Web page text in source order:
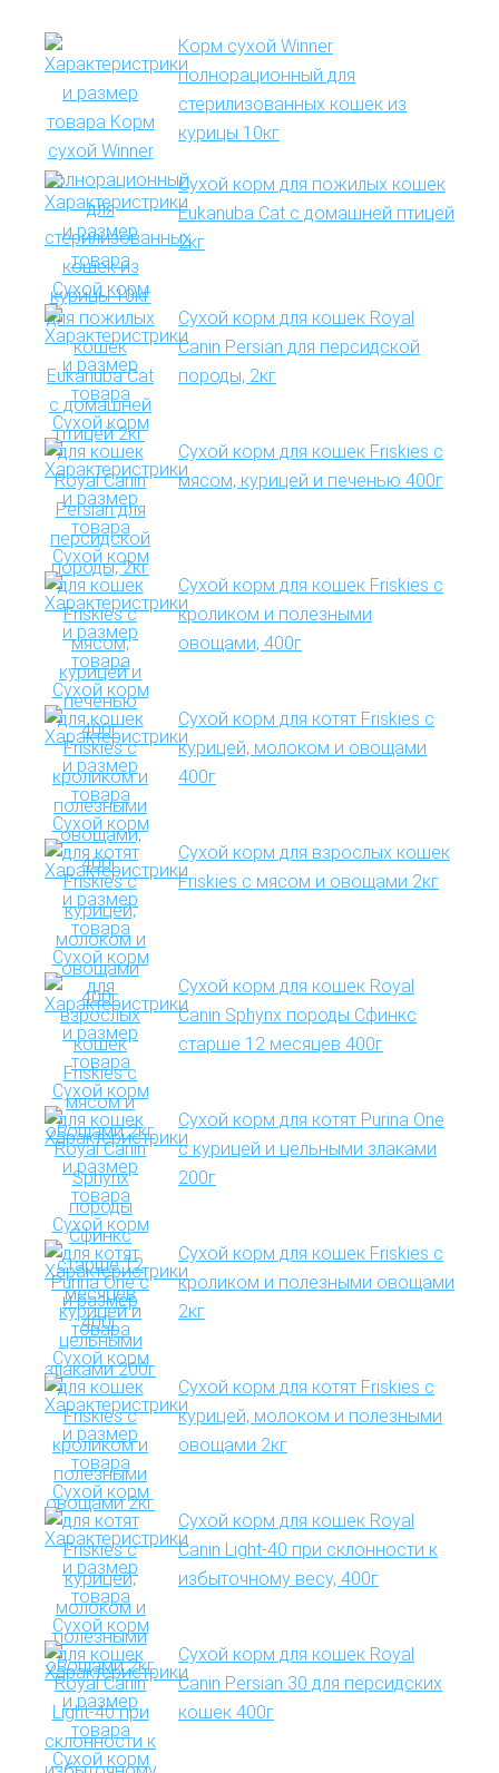
Корм сухой Winner
полнорационный для
стерилизованных кошек из
курицы 10кг
Сухой корм для пожилых кошек
Eukanuba Cat с домашней птицей
2кг
Сухой корм для кошек Royal
Canin Persian для персидской
породы, 2кг
Сухой корм для кошек Friskies с
мясом, курицей и печенью 400г
Сухой корм для кошек Friskies с
кроликом и полезными
овощами, 400г
Сухой корм для котят Friskies с
курицей, молоком и овощами
400г
Сухой корм для взрослых кошек
Friskies с мясом и овощами 2кг
Сухой корм для кошек Royal
Canin Sphynx породы Сфинкс
старше 12 месяцев 400г
Сухой корм для котят Purina One
с курицей и цельными злаками
200г
Сухой корм для кошек Friskies с
кроликом и полезными овощами
2кг
Сухой корм для котят Friskies с
курицей, молоком и полезными
овощами 2кг
Сухой корм для кошек Royal
Canin Light-40 при склонности к
избыточному весу, 400г
Сухой корм для кошек Royal
Canin Persian 30 для персидских
кошек 400г